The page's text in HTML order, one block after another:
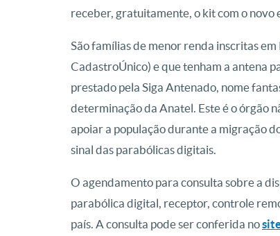
receber, gratuitamente, o kit com o novo
São famílias de menor renda inscritas
CadastroÚnico) e que tenham a antena
prestado pela Siga Antenado, nome
determinação da Anatel. Este é o órgão
apoiar a população durante a migração
sinal das parabólicas digitais.
O agendamento para consulta sobre a
parabólica digital, receptor, controle
país. A consulta pode ser conferida no